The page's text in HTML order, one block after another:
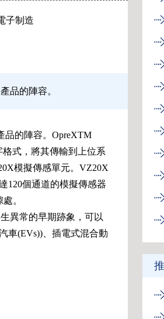
子制造
品的陣容。
品的陣容。OpreXTM
格式，將其傳輸到上位系
模擬傳感單元。VZ20X
120個通道的模擬傳感器
。
異常的早期跡象，可以
車(EVs))、插電式混合動